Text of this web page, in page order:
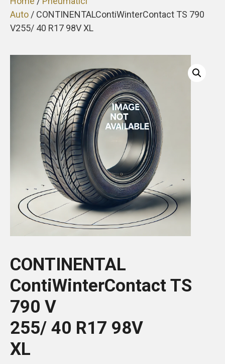
Auto / CONTINENTALContiWinterContact TS 790
V255/ 40 R17 98V XL
CONTINENTAL
ContiWinterContact TS
790 V
255/ 40 R17 98V
XL